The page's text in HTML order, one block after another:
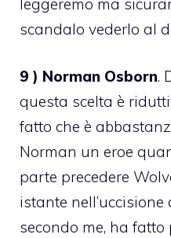
leggeremo ma
scandalo vederlo al
9 ) Norman Osborn.
questa scelta è
fatto che è
Norman un eroe
parte precedere
istante
secondo me, ha